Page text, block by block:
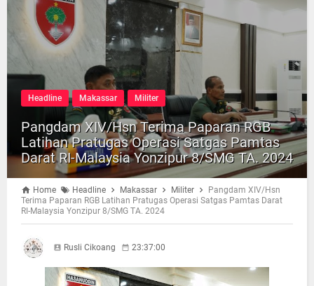
Headline Makassar Militer
Pangdam XIV/Hsn Terima Paparan RGB
Latihan Pratugas Operasi Satgas Pamtas
Darat RI-Malaysia Yonzipur 8/SMG TA. 2024
Home Headline Makassar Militer
Pangdam XIV/Hsn
Terima Paparan RGB Latihan Pratugas Operasi Satgas Pamtas Darat
RI-Malaysia Yonzipur 8/SMG TA. 2024
Rusli Cikoang 23:37:00